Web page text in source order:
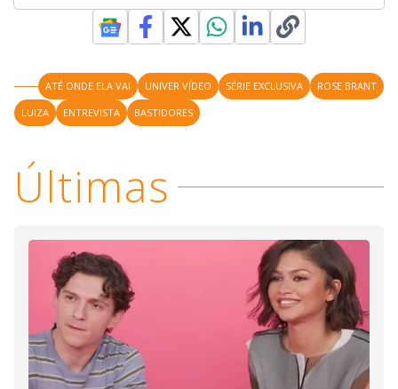
ATÉ ONDE ELA VAI UNIVER VÍDEO SÉRIE EXCLUSIVA
ROSE BRANT
LUIZA
ENTREVISTA BASTIDORES
Últimas